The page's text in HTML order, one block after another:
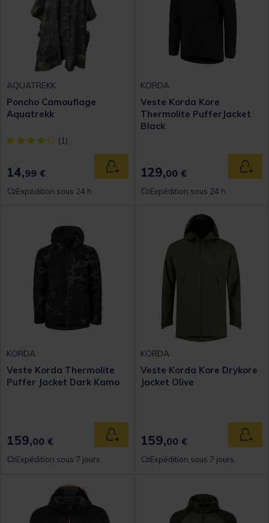
AQUATREKK
Poncho Camouflage
Aquatrekk
[object Object] out of 5 Customer Rating
(1)
14,99 € Ajouter au panier
Expédition sous 24 h
KORDA
Veste Korda Kore
Thermolite PufferJacket
Black
129,00 €
Expédition sous 24 h
KORDA
Veste Korda Thermolite
Puffer Jacket Dark Kamo
159,00 € Ajouter au panier
Expédition sous 7 jours
KORDA
Veste Korda Kore Drykore
Jacket Olive
159,00 €
Expédition sous 7 jours